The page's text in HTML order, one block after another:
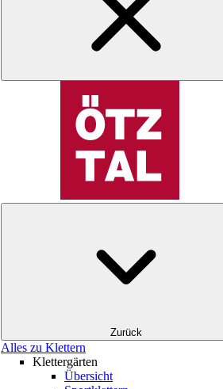
Zurück
Alles zu Klettern
Klettergärten
Übersicht